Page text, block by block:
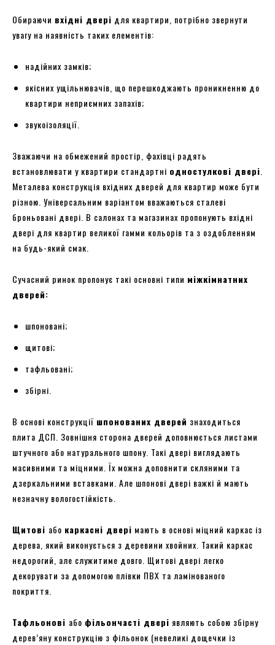
Обираючи вхідні двері для квартири, потрібно звернути
увагу на наявність таких елементів:
надійних замків;
якісних ущільнювачів, що перешкоджають проникненню до
квартири неприємних запахів;
звукоізоляції.
Зважаючи на обмежений простір, фахівці радять
встановлювати у квартири стандартні одностулкові двері
Металева конструкція вхідних дверей для квартир може бути
різною. Універсальним варіантом вважаються сталеві
броньовані двері. В салонах та магазинах пропонують вхідні
двері для квартир великої гамми кольорів та з оздобленням
на будь-який смак.
Сучасний ринок пропонує такі основні типи міжкімнатних
дверей:
шпоновані;
щитові;
тафльовані;
збірні.
В основі конструкції шпонованих дверей знаходиться
плита ДСП. Зовнішня сторона дверей доповнюється листами
штучного або натурального шпону. Такі двері виглядають
масивними та міцними. Їх можна доповнити скляними та
дзеркальними вставками. Але шпонові двері важкі й мають
незначну вологостійкість.
Щитові або каркасні двері мають в основі міцний каркас із
дерева, який виконується з деревини хвойних. Такий каркас
недорогий, але служитиме довго. Щитові двері легко
декорувати за допомогою плівки ПВХ та ламінованого
покриття.
Тафльонові або фільончасті двері являють собою збірну
дерев’яну конструкцію з фільонок (невеликі дощечки із